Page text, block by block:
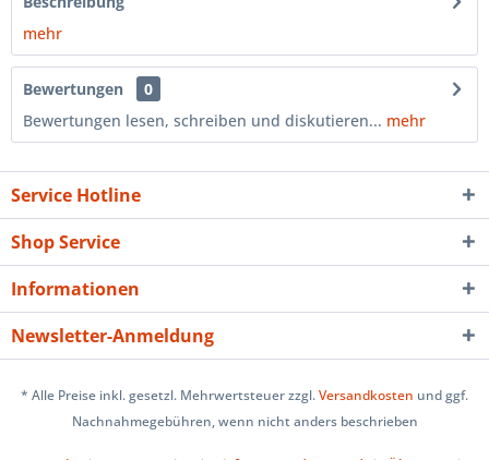
mehr
Bewertungen
0
Bewertungen lesen, schreiben und diskutieren... mehr
Service Hotline
Shop Service
Informationen
Newsletter-Anmeldung
* Alle Preise inkl. gesetzl. Mehrwertsteuer zzgl.Versandkosten und ggf.
Nachnahmegebühren, wenn nicht anders beschrieben